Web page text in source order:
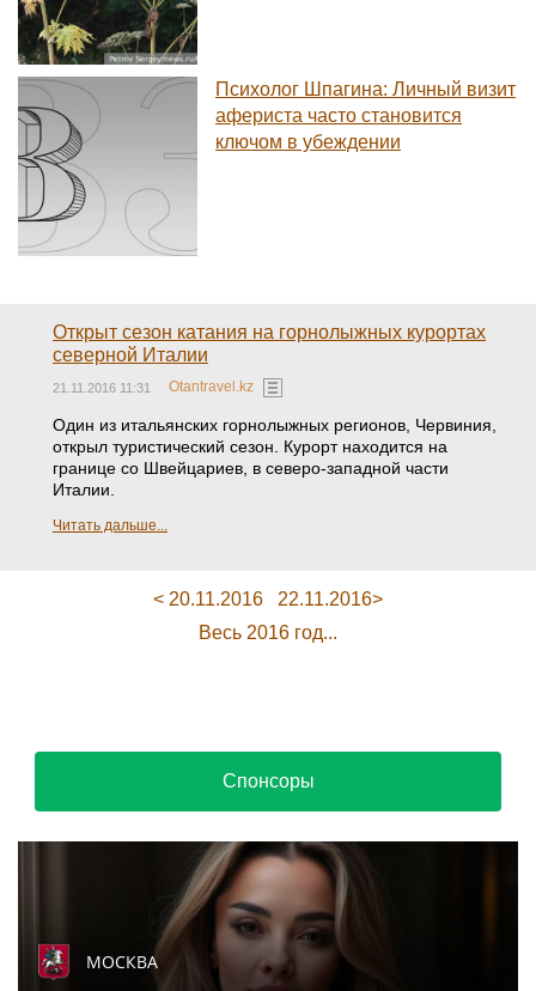
Психолог Шпагина: Личный визит
афериста часто становится
ключом в убеждении
Открыт сезон катания на горнолыжных курортах
северной Италии
21.11.2016 11:31 Otantravel.kz
Один из итальянских горнолыжных регионов, Червиния,
открыл туристический сезон. Курорт находится на
границе со Швейцариев, в северо-западной части
Италии.
Читать дальше...
< 20.11.2016
22.11.2016>
Весь 2016 год...
Спонсоры
МОСКВА